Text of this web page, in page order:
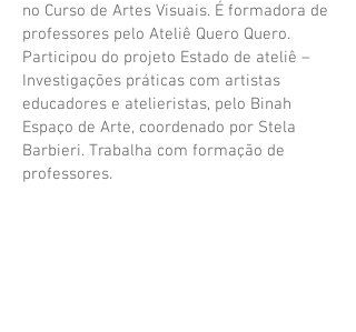
no Curso de Artes Visuais. É formadora de
professores pelo Ateliê Quero Quero.
Participou do projeto Estado de ateliê –
Investigações práticas com artistas
educadores e atelieristas, pelo Binah
Espaço de Arte, coordenado por Stela
Barbieri. Trabalha com formação de
professores.